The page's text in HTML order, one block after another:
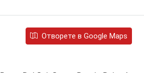
Отворете в Google Maps